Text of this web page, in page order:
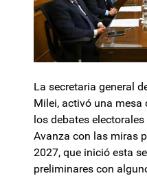
La secretaria general
Milei, activó una mesa
los debates
Avanza con las miras
2027, que inició esta
preliminares con